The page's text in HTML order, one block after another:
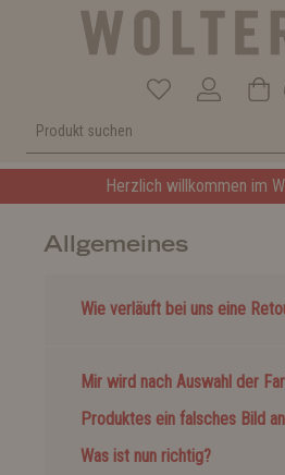
Herzlich willkommen im
Allgemeines
Wie verläuft bei uns eine
Mir wird nach Auswahl der
Produktes ein falsches Bild
Was ist nun richtig?